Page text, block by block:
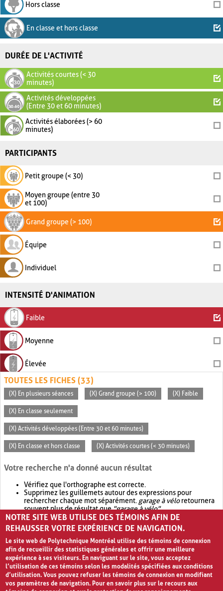
Hors classe
En classe et hors classe
DURÉE DE L'ACTIVITÉ
Activités courtes (< 30
minutes)
Activités développées
(Entre 30 et 60 minutes)
Activités élaborées (> 60
minutes)
PARTICIPANTS
Petit groupe (< 30)
Moyen groupe (entre 30
et 100)
Grand groupe (> 100)
Équipe
Individuel
INTENSITÉ D'ANIMATION
Faible
Moyenne
Élevée
TOUTES LES FICHES (33)
(X) En plusieurs séances (X) Grand groupe (> 100) (X) Faible
(X) En classe seulement
(X) Activités développées (Entre 30 et 60 minutes)
(X) En classe et hors classe (X) Activités courtes (< 30 minutes)
Votre recherche n'a donné aucun résultat
Vérifiez que l'orthographe est correcte.
Supprimez les guillemets autour des expressions pour
rechercher chaque mot séparément. garage à véloretournera
souvent plus de résultat que"garage à vélo".
Envisagez d'élargir votre recherche avec OR.garage OR vélo
retournera souvent plus de résultat quegarage à vélo
NOTRE SITE WEB UTILISE DES TÉMOINS AFIN DE
REHAUSSER VOTRE EXPÉRIENCE DE NAVIGATION.
Le site web de Polytechnique Montréal utilise des témoins de connexion
afin de recueillir des statistiques générales et offrir une meilleure
expérience à ses visiteurs. En naviguant sur le site, vous acceptez
l’utilisation de ces témoins selon les modalités spécifiées aux conditions
d’utilisation. Vous pouvez refuser les témoins de connexion en modifiant
vos paramètres de navigation. Pour en savoir plus sur le recours aux